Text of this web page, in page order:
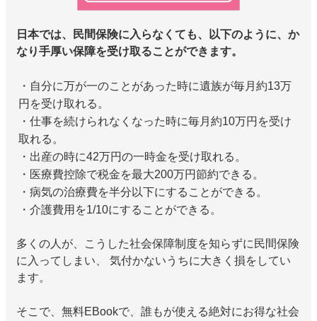
日本では、民間保険に入らなくても、以下のように、か
なり手厚い保障を受け取ることができます。
・自分に万が一のことがあった時に遺族が毎月約13万
円を受け取れる。
・仕事を続けられなくなった時に毎月約10万円を受け
取れる。
・出産の時に42万円の一時金を受け取れる。
・医療費控除で税金を最大200万円節約できる。
・病気の治療費を半分以下にすることができる。
・介護費用を1/10にすることができる。
多くの人が、こうした社会保障制度を知らずに民間保険
に入ってしまい、 気付かないうちに大きく損をしてい
ます。
そこで、無料EBookで、誰もが使える絶対にお得な社会